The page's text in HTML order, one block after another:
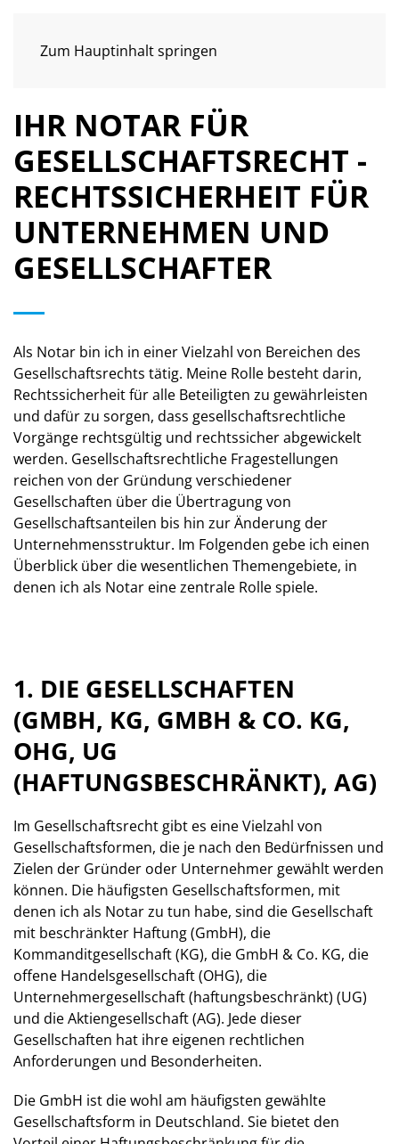
Zum Hauptinhalt springen
IHR NOTAR FÜR
GESELLSCHAFTSRECHT -
RECHTSSICHERHEIT FÜR
UNTERNEHMEN UND
GESELLSCHAFTER
Als Notar bin ich in einer Vielzahl von Bereichen des
Gesellschaftsrechts tätig. Meine Rolle besteht darin,
Rechtssicherheit für alle Beteiligten zu gewährleisten
und dafür zu sorgen, dass gesellschaftsrechtliche
Vorgänge rechtsgültig und rechtssicher abgewickelt
werden. Gesellschaftsrechtliche Fragestellungen
reichen von der Gründung verschiedener
Gesellschaften über die Übertragung von
Gesellschaftsanteilen bis hin zur Änderung der
Unternehmensstruktur. Im Folgenden gebe ich einen
Überblick über die wesentlichen Themengebiete, in
denen ich als Notar eine zentrale Rolle spiele.
1. DIE GESELLSCHAFTEN
(GMBH, KG, GMBH & CO. KG,
OHG, UG
(HAFTUNGSBESCHRÄNKT), AG)
Im Gesellschaftsrecht gibt es eine Vielzahl von
Gesellschaftsformen, die je nach den Bedürfnissen und
Zielen der Gründer oder Unternehmer gewählt werden
können. Die häufigsten Gesellschaftsformen, mit
denen ich als Notar zu tun habe, sind die Gesellschaft
mit beschränkter Haftung (GmbH), die
Kommanditgesellschaft (KG), die GmbH & Co. KG, die
offene Handelsgesellschaft (OHG), die
Unternehmergesellschaft (haftungsbeschränkt) (UG)
und die Aktiengesellschaft (AG). Jede dieser
Gesellschaften hat ihre eigenen rechtlichen
Anforderungen und Besonderheiten.
Die GmbH ist die wohl am häufigsten gewählte
Gesellschaftsform in Deutschland. Sie bietet den